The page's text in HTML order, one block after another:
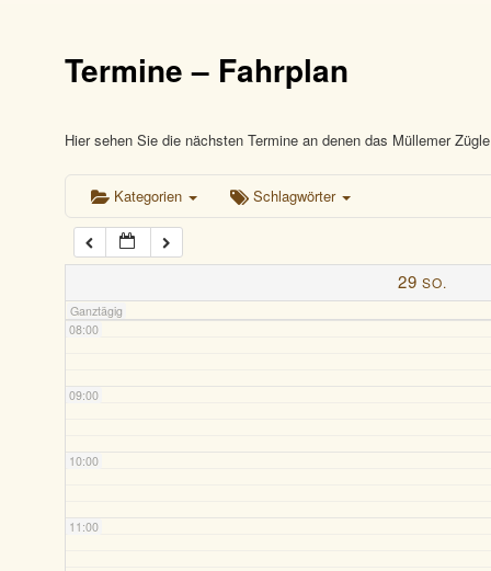
Termine – Fahrplan
Hier sehen Sie die nächsten Termine an denen das Müllemer
Kategorien Schlagwörter
29 SO.
Ganztägig
04:00
05:00
06:00
07:00
08:00
09:00
10:00
11:00